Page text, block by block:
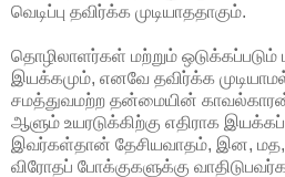
வெடிப்பு தவிர்க்க முடியாததாகும்.
தொழிலாளர்கள் மற்றும்
இயக்கமும், எனவே தவிர்க்க
சமத்துவமற்ற தன்மையின்
ஆளும் உயரடுக்கிற்கு எதிராக
இவர்கள்தான் தேசியவாதம், இன, மத,
விரோதப் போக்குகளுக்கு